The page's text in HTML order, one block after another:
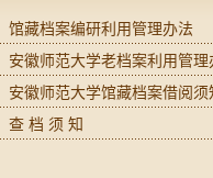
馆藏档案编研利用管理办法
安徽师范大学老档案利用管理
安徽师范大学馆藏档案借阅须
查 档 须 知